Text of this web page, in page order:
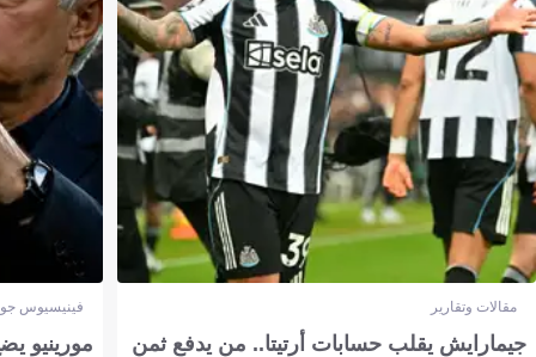
مقالات وتقارير
جيمارايش يقلب حسابات أرتيتا.. من يدفع ثمن
فينيسيوس
مورينيو